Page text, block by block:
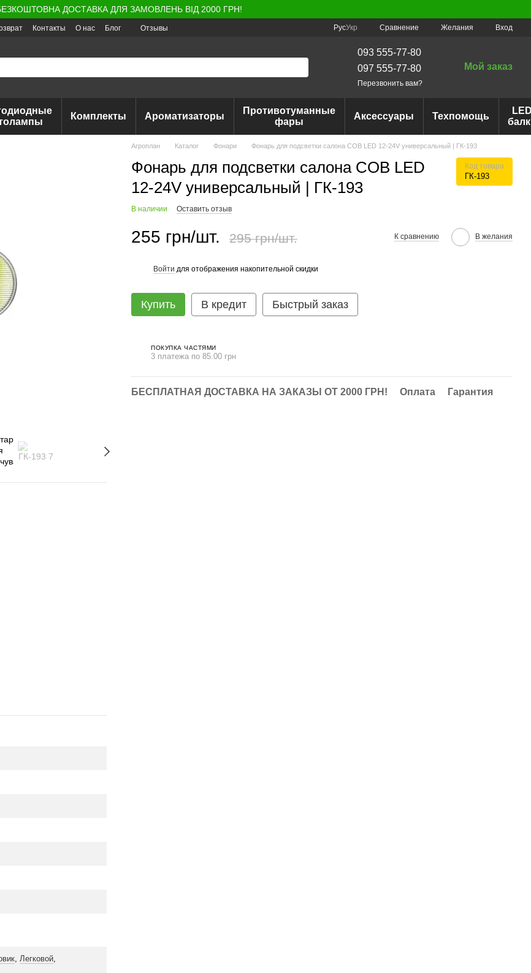
ДОСТАВКА ДЛЯ ЗАМОВЛЕНЬ ВІД 2000 ГРН!
Контакты О нас Блог Отзывы РусУкр Сравнение Желания Вход
093 555-77-80
097 555-77-80
Перезвонить вам?
Мой заказ
Комплекты Ароматизаторы
Противотуманные
фары
Аксессуары Техпомощь
, Легковой,
Агроплан Каталог Фонари Фонарь для подсветки салона COB LED 12-24V универсальный | ГК-193
Фонарь для подсветки салона COB LED
12-24V универсальный | ГК-193
Код товара
ГК-193
В наличии Оставить отзыв
255 грн/шт. 295 грн/шт. К сравнению В желания
Войти для отображения накопительной скидки
Купить В кредит Быстрый заказ
ПОКУПКА ЧАСТЯМИ
3 платежа по 85.00 грн
БЕСПЛАТНАЯ ДОСТАВКА НА ЗАКАЗЫ ОТ 2000 ГРН! Оплата Гарантия